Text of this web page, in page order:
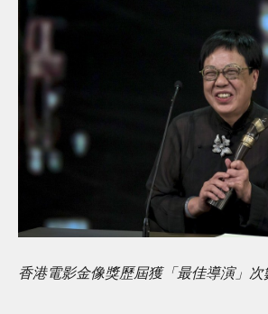
香港電影金像獎歷屆獲「最佳導演」